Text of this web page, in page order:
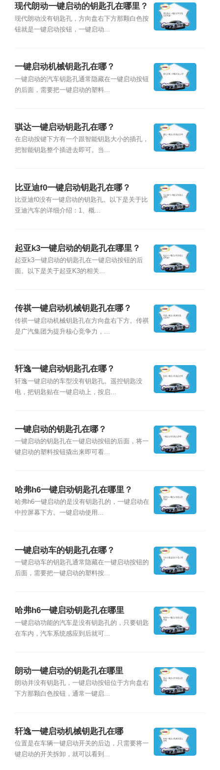
现代朗动一键启动的钥匙孔在哪里？
现代朗动没有钥匙孔，方向盘右下方那颗白色按
钮就是一键启动按钮，一键启动...
一键启动机械钥匙孔在哪？
一键启动的汽车钥匙孔通常隐藏在一键启动按钮
的后面，需要把一键启动的塑料...
骐达一键启动钥匙孔在哪？
在启动按键下方有一个跟智能钥匙大小的插孔，
把智能钥匙整个插进去即可。当...
比亚迪f0一键启动钥匙孔在哪？
比亚迪f0没有一键启动的钥匙孔。以下是关于比
亚迪汽车的详细介绍：1、概...
起亚k3一键启动的钥匙孔在哪里？
起亚k3一键启动的钥匙孔在一键启动按钮的后
面。以下是关于起亚K3的相关...
传祺一键启动机械钥匙孔在哪？
传祺一键启动机械钥匙孔在方向盘右下方。传祺
是广汽集团为提升核心竞争力，...
轩逸一键启动钥匙孔在哪？
轩逸一键启动的车型没有钥匙孔。遥控钥匙没
电，把钥匙贴在一键启动上，按启...
一键启动的钥匙孔在哪？
一键启动的钥匙孔在一键启动按钮的后面，将一
键启动的塑料按钮撬出来即可看...
哈弗h6一键启动钥匙孔在哪里？
哈弗h6一键启动的是没有钥匙孔的，一键启动在
中控屏幕下方。一键启动使用...
一键启动车的钥匙孔在哪？
一键启动车的钥匙孔通常隐藏在一键启动按钮的
后面，需要把一键启动的塑料按...
哈弗h6一键启动钥匙孔在哪里
一键启动功能的汽车是没有钥匙孔的，只要钥匙
在车内，汽车系统感应到后就可...
朗动一键启动的钥匙孔在哪里
朗动并没有钥匙孔，一键启动按钮位于方向盘右
下方那颗白色按钮，通常一键启...
轩逸一键启动机械钥匙孔在哪
位置是在车辆一键启动开关的后边，只需要将一
键启动的开关拆卸，就可以看到...